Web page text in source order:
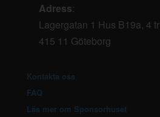
Adress:
Lagergatan 1 Hus B19a, 4 tr
415 11 Göteborg
Kontakta oss
FAQ
Läs mer om Sponsorhuset